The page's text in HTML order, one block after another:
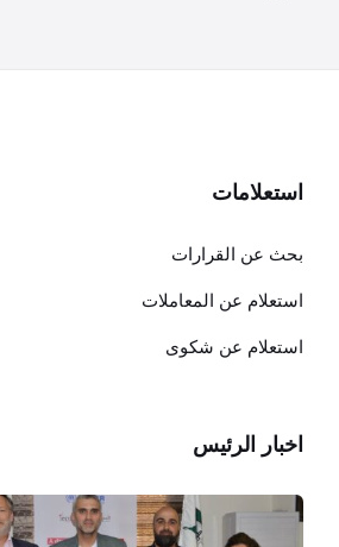
استعلامات
بحث عن القرارات
استعلام عن المعاملات
استعلام عن شكوى
اخبار الرئيس